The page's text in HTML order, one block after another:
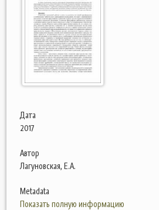
Дата
2017
Автор
Лагуновская, Е.А.
Metadata
Показать полную информацию